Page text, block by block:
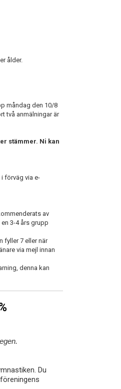
ålder.
måndag den 10/8
två anmälningar är
stämmer. Ni kan
förväg via e-
av
3-4 års grupp
fyller 7 eller när
via mejl innan
denna kan
Du